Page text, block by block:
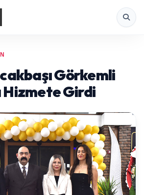
Görkemli
Hizmete Girdi